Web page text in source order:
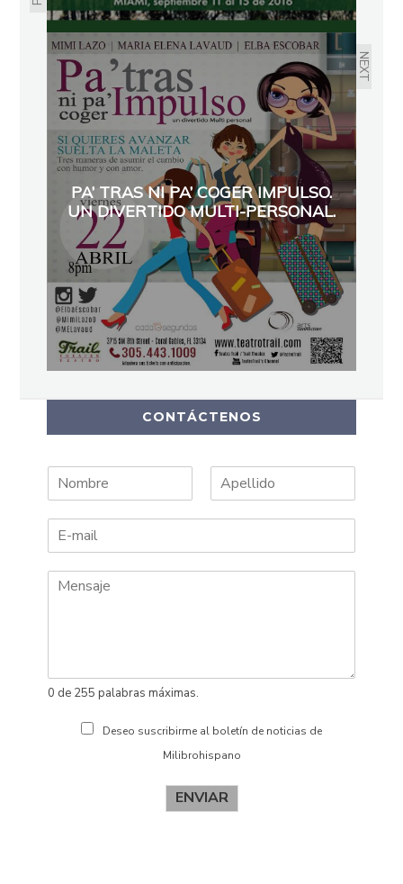
NEXT
PA’ TRAS NI PA’ COGER IMPULSO.
UN DIVERTIDO MULTI-PERSONAL.
CONTÁCTENOS
o
b
p
l
0 de 255 palabras máximas.
Deseo suscribirme al boletín de noticias de
Milibrohispano
ENVIAR